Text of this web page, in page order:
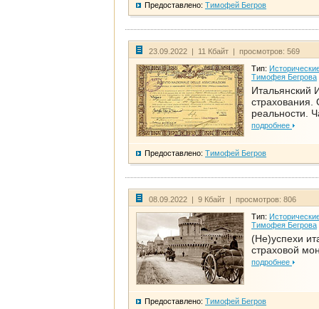
Предоставлено: Тимофей Бегров
23.09.2022 | 11 Кбайт | просмотров: 569
Тип:
Тимофея Бегрова
Итальянский
страхования.
реальности.
подробнее
Предоставлено: Тимофей Бегров
08.09.2022 | 9 Кбайт | просмотров: 806
Тип:
Тимофея Бегрова
(Не)успехи
страховой
подробнее
Предоставлено: Тимофей Бегров